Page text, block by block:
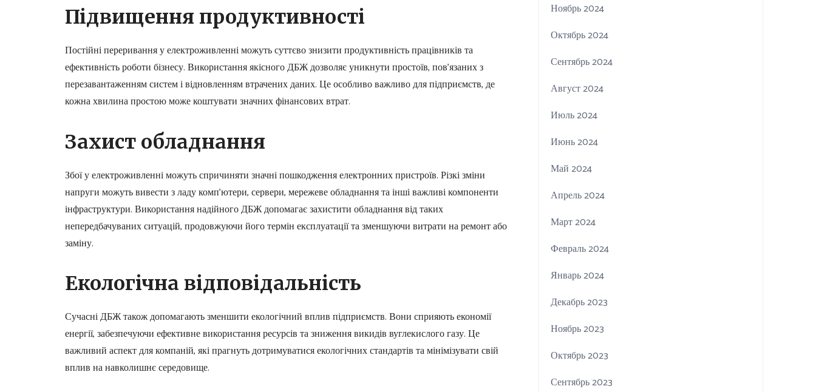
Підвищення продуктивності
Постійні переривання у електроживленні можуть суттєво знизити продуктивність працівників та
ефективність роботи бізнесу. Використання якісного ДБЖ дозволяє уникнути простоїв, пов’язаних з
перезавантаженням систем і відновленням втрачених даних. Це особливо важливо для підприємств, де
кожна хвилина простою може коштувати значних фінансових втрат.
Захист обладнання
Збої у електроживленні можуть спричиняти значні пошкодження електронних пристроїв. Різкі зміни
напруги можуть вивести з ладу комп’ютери, сервери, мережеве обладнання та інші важливі компоненти
інфраструктури. Використання надійного ДБЖ допомагає захистити обладнання від таких
непередбачуваних ситуацій, продовжуючи його термін експлуатації та зменшуючи витрати на ремонт або
заміну.
Екологічна відповідальність
Сучасні ДБЖ також допомагають зменшити екологічний вплив підприємств. Вони сприяють економії
енергії, забезпечуючи ефективне використання ресурсів та зниження викидів вуглекислого газу. Це
важливий аспект для компаній, які прагнуть дотримуватися екологічних стандартів та мінімізувати свій
вплив на навколишнє середовище.
Ноябрь 2024
Октябрь 2024
Сентябрь 2024
Август 2024
Июль 2024
Июнь 2024
Май 2024
Апрель 2024
Март 2024
Февраль 2024
Январь 2024
Декабрь 2023
Ноябрь 2023
Октябрь 2023
Сентябрь 2023